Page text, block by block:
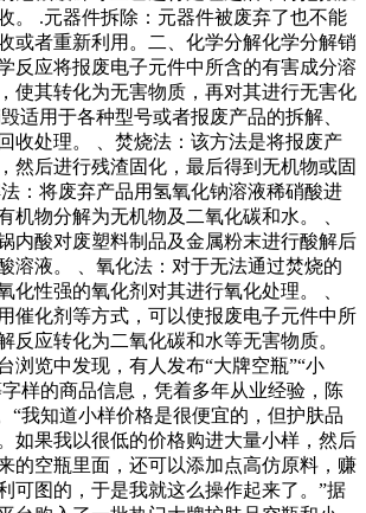
。 .元器件拆除：元器件被废弃了也不能
或者重新利用。二、化学分解化学分解销
反应将报废电子元件中所含的有害成分溶
使其转化为无害物质，再对其进行无害化
适用于各种型号或者报废产品的拆解、
收处理。 、焚烧法：该方法是将报废产
然后进行残渣固化，最后得到无机物或固
：将废弃产品用氢氧化钠溶液稀硝酸进
机物分解为无机物及二氧化碳和水。 、
内酸对废塑料制品及金属粉末进行酸解后
溶液。 、氧化法：对于无法通过焚烧的
化性强的氧化剂对其进行氧化处理。 、
催化剂等方式，可以使报废电子元件中所
反应转化为二氧化碳和水等无害物质。
浏览中发现，有人发布“大牌空瓶”“小
字样的商品信息，凭着多年从业经验，陈
“我知道小样价格是很便宜的，但护肤品
如果我以很低的价格购进大量小样，然后
的空瓶里面，还可以添加点高仿原料，赚
可图的，于是我就这么操作起来了。”据